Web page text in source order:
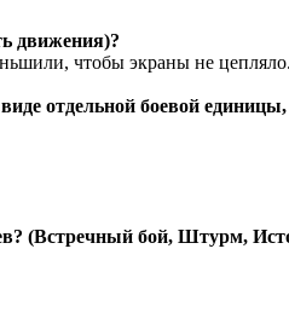
движения)?
чтобы экраны не цепляло.
отдельной боевой
(Встречный бой, Штурм,